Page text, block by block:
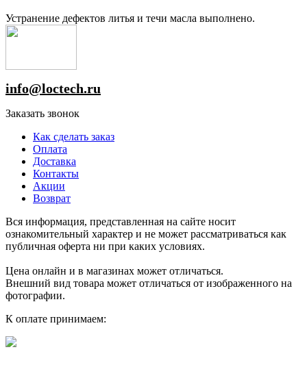
Устранение дефектов литья и течи масла выполнено.
info@loctech.ru
Заказать звонок
Как сделать заказ
Оплата
Доставка
Контакты
Акции
Возврат
Вся информация, представленная на сайте носит
ознакомительный характер и не может рассматриваться как
публичная оферта ни при каких условиях.
Цена онлайн и в магазинах может отличаться.
Внешний вид товара может отличаться от изображенного на
фотографии.
К оплате принимаем: